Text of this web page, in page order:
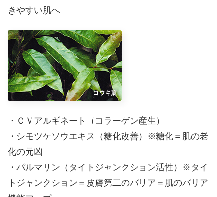
きやすい肌へ
・ＣＶアルギネート（コラーゲン産生）
・シモツケソウエキス（糖化改善）※糖化＝肌の老
化の元凶
・パルマリン（タイトジャンクション活性）※タイ
トジャンクション＝皮膚第二のバリア＝肌のバリア